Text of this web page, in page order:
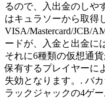
るので、入出金のしや
はキュラソーから取得
VISA/Mastercard/JCB/
ードが、入金と出金に
それに6種類の仮想通
保有するプレイヤーに
失効となります。. バ
ラックジャックの4ゲ